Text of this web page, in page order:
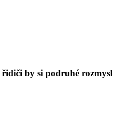
by si podruhé